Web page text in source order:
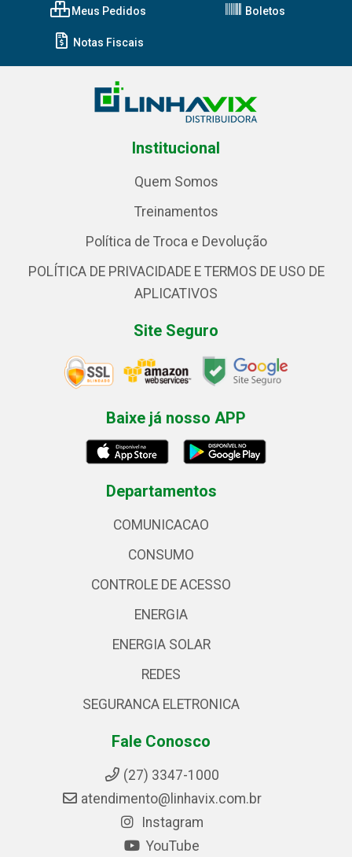
Meus Pedidos Boletos
Notas Fiscais
Institucional
Quem Somos
Treinamentos
Política de Troca e Devolução
POLÍTICA DE PRIVACIDADE E TERMOS DE USO DE
APLICATIVOS
Site Seguro
Baixe já nosso APP
Departamentos
COMUNICACAO
CONSUMO
CONTROLE DE ACESSO
ENERGIA
ENERGIA SOLAR
REDES
SEGURANCA ELETRONICA
Fale Conosco
(27) 3347-1000
atendimento@linhavix.com.br
Instagram
YouTube